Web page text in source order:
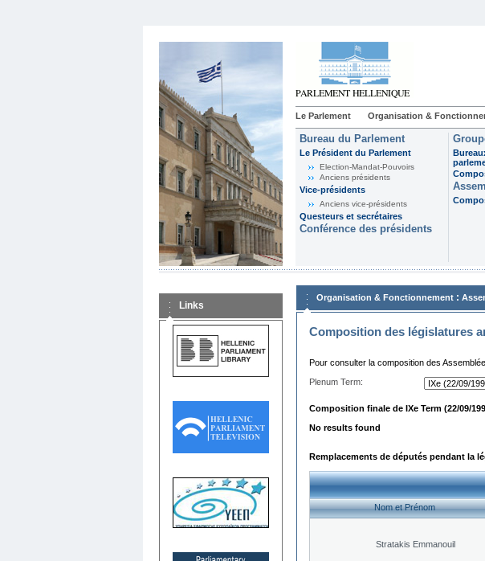
Le Parlement Organisation &
Bureau du Parlement
Le Président du Parlement
Election-Mandat-Pouvoirs
Anciens présidents
Vice-présidents
Anciens vice-présidents
Questeurs et secrétaires
Conférence des présidents
Links
Organisation & Fonctionnement :
Composition des législatures
Pour consulter la composition des
Plenum Term:
Composition finale de IXe Term (22/09/
No results found
Remplacements de députés pendant la
Nom et Prénom
Stratakis Emmanouil